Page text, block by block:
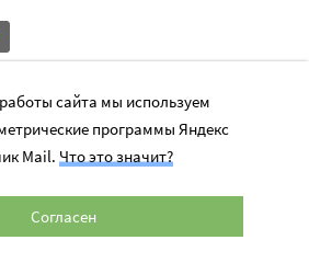
сайта мы используем
программы Яндекс
Mail. Что это значит?
Согласен